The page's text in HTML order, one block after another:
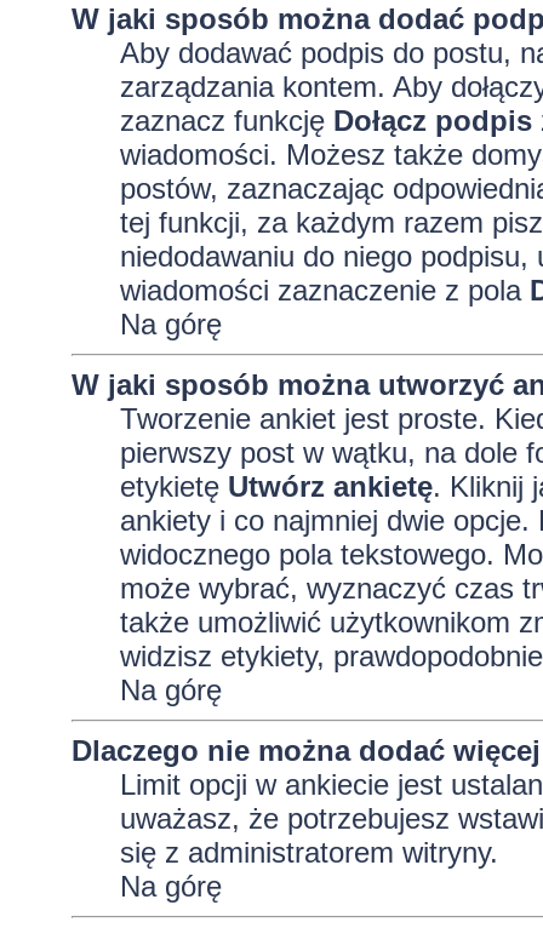
W jaki sposób można dodać
Aby dodawać podpis do postu,
zarządzania kontem. Aby
zaznacz funkcję Dołącz podpis
wiadomości. Możesz także
postów, zaznaczając
tej funkcji, za każdym razem
niedodawaniu do niego
wiadomości zaznaczenie z pola
Na górę
W jaki sposób można utworzyć
Tworzenie ankiet jest proste.
pierwszy post w wątku, na dole
etykietę Utwórz ankietę. Kliknij
ankiety i co najmniej dwie
widocznego pola tekstowego.
może wybrać, wyznaczyć czas
także umożliwić użytkownikom
widzisz etykiety,
Na górę
Dlaczego nie można dodać
Limit opcji w ankiecie jest
uważasz, że potrzebujesz
się z administratorem witryny.
Na górę